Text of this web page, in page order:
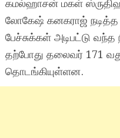
கமல்ஹாசன் மகள்
லோகேஷ் கனகராஜ் நடித்த
பேச்சுக்கள் அடிபட்டு வந்த
தற்போது தலைவர் 171
தொடங்கியுள்ளன.